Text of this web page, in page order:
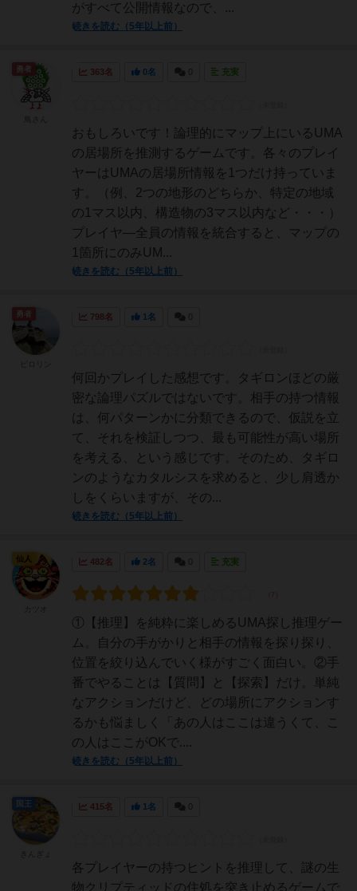
がすべて公開情報なので、...
続きを読む（5年以上前）
363名 0名 充実
おもしろいです！論理的にマップ上にいるUMA
の居場所を推測するゲームです。各々のプレイ
ヤーはUMAの居場所情報を1つだけ持っていま
す。（例、2つの地形のどちらか、特定の地域
の1マス以内、構造物の3マス以内など・・・）
プレイヤ―全員の情報を統合すると、マップの
1箇所にのみUM...
続きを読む（5年以上前）
勇者
798名 1名
何回かプレイした感想です。タギロンほどの厳
密な論理パズルではないです。相手の持つ情報
は、何パターンかに分類できるので、仮説を立
て、それを検証しつつ、最も可能性が高い場所
を考える、という感じです。そのため、タギロ
ンのようなカタルシスを求めると、少し肩透か
しをくらいますが、その...
続きを読む（5年以上前）
482名 2名 充実
①【推理】を純粋に楽しめるUMA探し推理ゲー
ム。自分の手がかりと相手の情報を探り探り、
位置を絞り込んでいく様がすごく面白い。②手
番でやることは【質問】と【探索】だけ。単純
なアクションだけど、どの場所にアクションす
るかも悩ましく「あの人はここは違うくて、こ
の人はここがOKで....
続きを読む（5年以上前）
仙人
415名 1名
各プレイヤーの持つヒントを推理して、謎の生
物クリプティッドの住処を突き止めるゲームで
国王